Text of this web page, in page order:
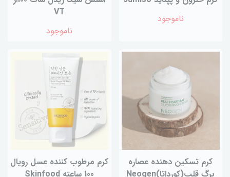
ناموجود
VT
ناموجود
کرم تسکین دهنده عصاره
برگ قلب(کورداتا)Neogen
کرم مرطوب کننده عسل رویال
100 ساعته Skinfood